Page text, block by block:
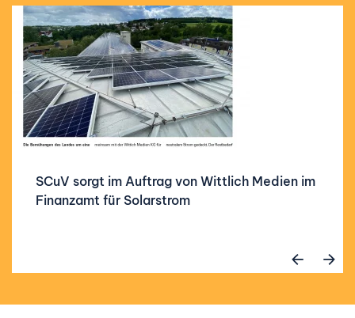
SCuV sorgt im Auftrag von Wittlich Medien im
Finanzamt für Solarstrom